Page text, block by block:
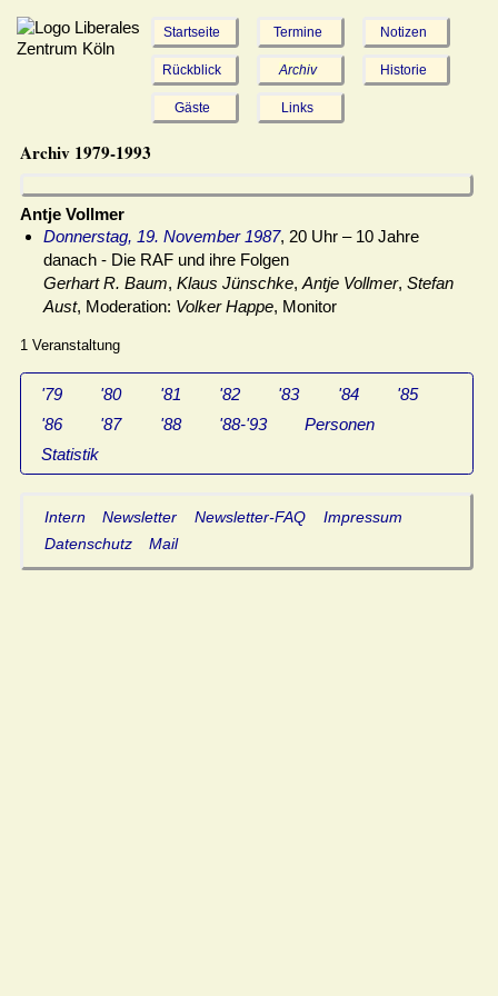
Startseite Termine Notizen
Rückblick Archiv Historie
Gäste Links
Archiv 1979-1993
Antje Vollmer
Donnerstag, 19. November 1987, 20 Uhr – 10 Jahre
danach - Die RAF und ihre Folgen
Gerhart R. Baum, Klaus Jünschke, Antje Vollmer, Stefan
Aust, Moderation: Volker Happe, Monitor
1 Veranstaltung
'79 '80 '81 '82 '83 '84
'85
'86
'87 '88 '88-'93
Personen
Statistik
Intern Newsletter Newsletter-FAQ
Impressum
Datenschutz
Mail